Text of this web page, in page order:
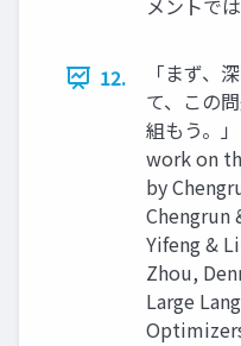
メントで
12.
「まず、
て、この
組もう。
work on
by
Chengrun
Yifeng &
Zhou,
Large